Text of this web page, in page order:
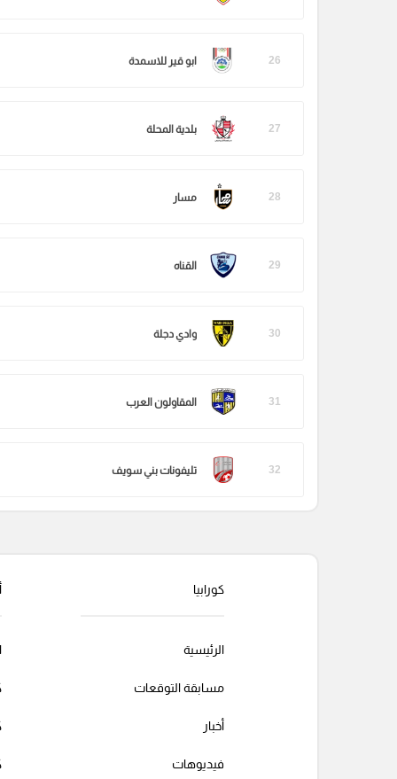
26 ابو قير للاسمدة
27 بلدية المحلة
28 مسار
29 القناه
30 وادي دجلة
31 المقاولون العرب
32 تليفونات بني سويف
كورابيا
الرئيسية
مسابقة التوقعات
أخبار
فيديوهات